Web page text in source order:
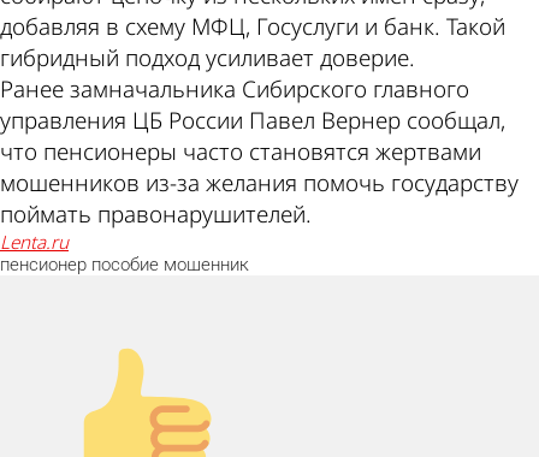
добавляя в схему МФЦ, Госуслуги и банк. Такой
гибридный подход усиливает доверие.
Ранее замначальника Сибирского главного
управления ЦБ России Павел Вернер сообщал,
что пенсионеры часто становятся жертвами
мошенников из-за желания помочь государству
поймать правонарушителей.
lenta.ru
пенсионер пособие мошенник
Палец вверх!